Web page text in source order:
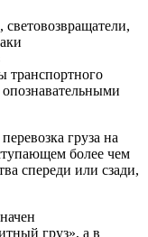
транспортного
опознавательными
груза на
более чем
спереди или сзади,
груз», а в